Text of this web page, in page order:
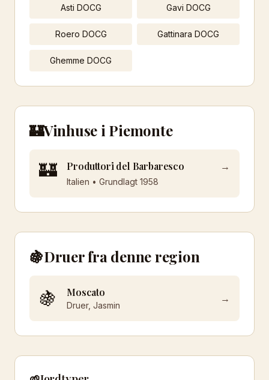
Asti DOCG Gavi DOCG
Roero DOCG Gattinara DOCG
Ghemme DOCG
🏰Vinhuse i Piemonte
🏰 Produttori del Barbaresco
Italien • Grundlagt 1958
→
🍇Druer fra denne region
🍇 Moscato
Druer, Jasmin
→